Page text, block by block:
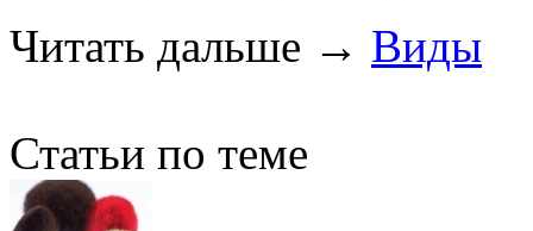
Читать дальше → Виды
Статьи по теме